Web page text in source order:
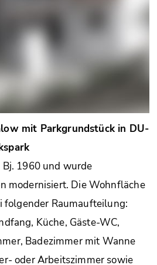
mit Parkgrundstück in DU-
1960 und wurde
modernisiert. Die Wohnfläche
folgender Raumaufteilung:
Küche, Gäste-WC,
Badezimmer mit Wanne
oder Arbeitszimmer sowie